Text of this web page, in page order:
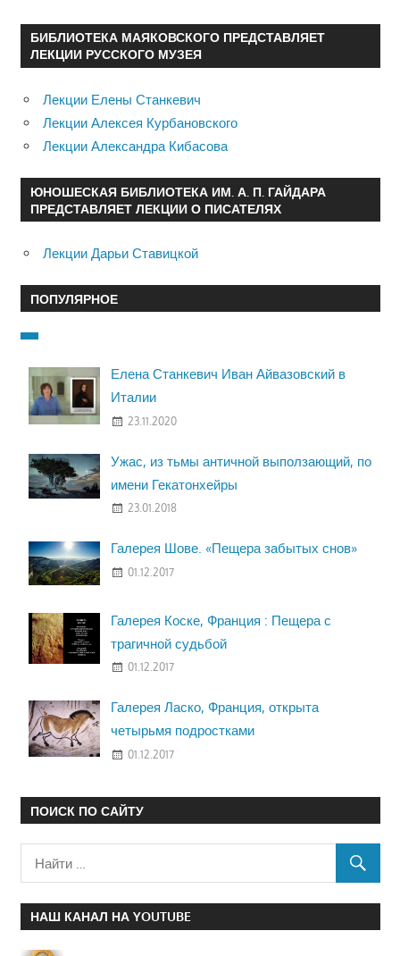
БИБЛИОТЕКА МАЯКОВСКОГО ПРЕДСТАВЛЯЕТ
ЛЕКЦИИ РУССКОГО МУЗЕЯ
Лекции Елены Станкевич
Лекции Алексея Курбановского
Лекции Александра Кибасова
ЮНОШЕСКАЯ БИБЛИОТЕКА ИМ. А. П. ГАЙДАРА
ПРЕДСТАВЛЯЕТ ЛЕКЦИИ О ПИСАТЕЛЯХ
Лекции Дарьи Ставицкой
ПОПУЛЯРНОЕ
Елена Станкевич Иван Айвазовский в
Италии
23.11.2020
Ужас, из тьмы античной выползающий, по
имени Гекатонхейры
23.01.2018
Галерея Шове. «Пещера забытых снов»
01.12.2017
Галерея Коске, Франция : Пещера с
трагичной судьбой
01.12.2017
Галерея Ласко, Франция, открыта
четырьмя подростками
01.12.2017
ПОИСК ПО САЙТУ
НАШ КАНАЛ НА YOUTUBE